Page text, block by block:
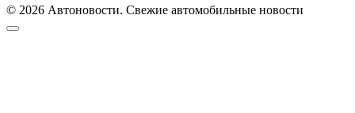
© 2026 Автоновости. Свежие автомобильные новости